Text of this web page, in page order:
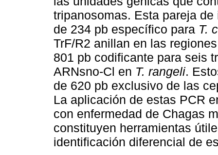
tripanosomas. Esta pareja
de 234 pb específico para T.
TrF/R2 anillan en las
801 pb codificante para seis
ARNsno-Cl en T. rangeli.
de 620 pb exclusivo de las
La aplicación de estas PCR
con enfermedad de Chagas
constituyen herramientas
identificación diferencial de